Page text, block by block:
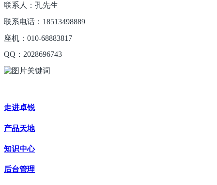
联系人：孔先生
联系电话：18513498889
座机：010-68883817
QQ：2028696743
走进卓锐
产品天地
知识中心
后台管理